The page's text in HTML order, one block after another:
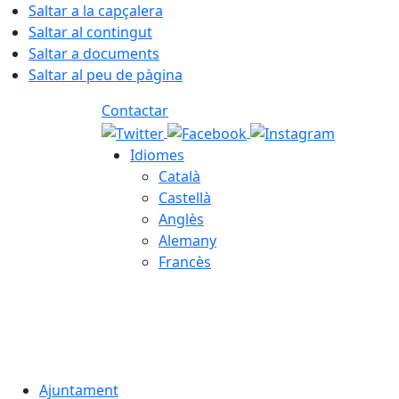
Saltar a la capçalera
Saltar al contingut
Saltar a documents
Saltar al peu de pàgina
Contactar
Idiomes
Català
Castellà
Anglès
Alemany
Francès
Ajuntament